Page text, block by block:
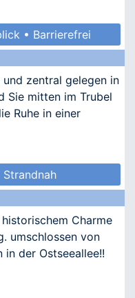
• Barrierefrei
zentral gelegen in
Sie mitten im Trubel
Ruhe in einer
Charme
umschlossen von
der Ostseeallee!!